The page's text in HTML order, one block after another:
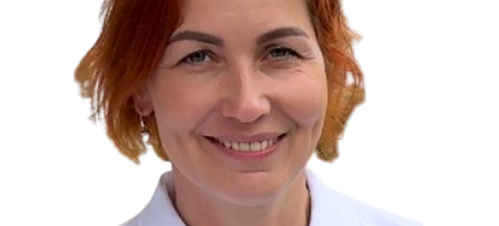
Analytické a marketingové cookies
Reklamné úložisko
Reklamné používateľské dáta
Personalizácia reklám
Povoliť vybrané
Odmietnuť